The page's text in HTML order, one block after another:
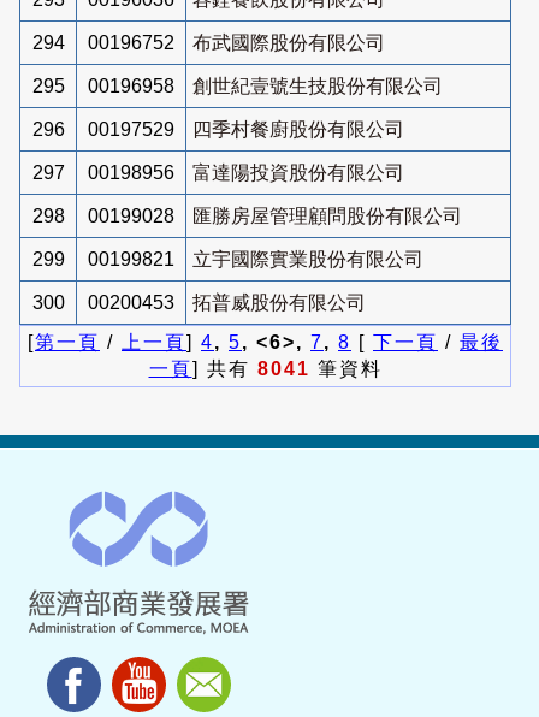
294 00196752 布武國際股份有限公司
295 00196958 創世紀壹號生技股份有限公司
296 00197529 四季村餐廚股份有限公司
297 00198956 富達陽投資股份有限公司
298 00199028 匯勝房屋管理顧問股份有限公司
299 00199821 立宇國際實業股份有限公司
300 00200453
拓普威股份有限公司
[第一頁 / 上一頁] 4, 5, <6>, 7, 8 [ 下一頁 / 最後
一頁] 共有 8041 筆資料